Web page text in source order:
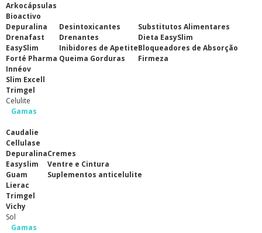
Arkocápsulas
Bioactivo
Depuralina
Drenafast
EasySlim
Forté Pharma
Innéov
Slim Excell
Trimgel
Desintoxicantes
Drenantes
Inibidores de Apetite
Queima Gorduras
Substitutos Alimentares
Dieta EasySlim
Bloqueadores de Absorção
Firmeza
Celulite
Gamas
Caudalie
Cellulase
Depuralina
Easyslim
Guam
Lierac
Trimgel
Vichy
Cremes
Ventre e Cintura
Suplementos anticelulite
Sol
Gamas